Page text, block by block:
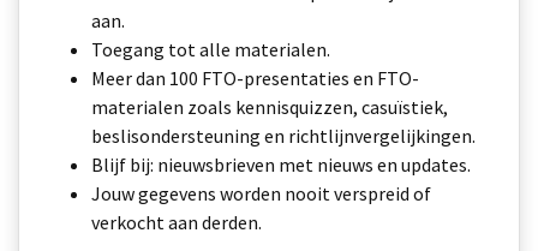
aan.
Toegang tot alle materialen.
Meer dan 100 FTO-presentaties en FTO-
materialen zoals kennisquizzen, casuïstiek,
beslisondersteuning en richtlijnvergelijkingen.
Blijf bij: nieuwsbrieven met nieuws en updates.
Jouw gegevens worden nooit verspreid of
verkocht aan derden.